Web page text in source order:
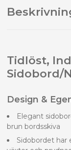
Tidlöst,
Sidobord/
Design &
Elegant
brun bordsskiva
Sidobordet har